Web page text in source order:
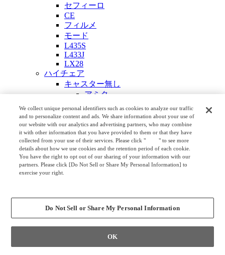
セフィーロ
CE
フィルメ
モード
L435S
L433J
LX28
ハイチェア
キャスター無し
アミタ
スイープ
L114
シェリル
3600ARN
アルタ
リンケージ
リンピア
MS46スツール
キャスター付き
コンテッサ セコンダ
サブリナ
シルフィー
モード
We collect unique personal identifiers such as cookies to analyze our traffic
and to personalize content and ads. We share information about your use of
our website with our analytics and advertising partners, who may combine
it with other information that you have provided to them or that they have
collected from your use of their services. Please click "
here" to see more
details about how we use cookies and the retention period of each cookie.
You have the right to opt out of our sharing of your information with our
partners. Please click [Do Not Sell or Share My Personal Information] to
exercise your right.
Do Not Sell or Share My Personal Information
OK